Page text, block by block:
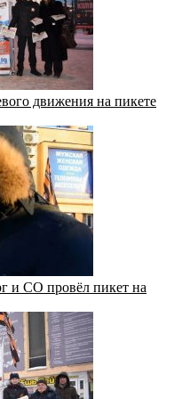
движения на пикете
и СО провёл пикет на